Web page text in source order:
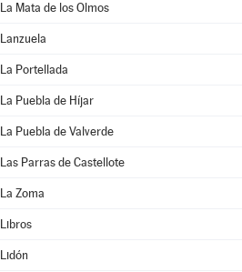
La Mata de los Olmos
Lanzuela
La Portellada
La Puebla de Híjar
La Puebla de Valverde
Las Parras de Castellote
La Zoma
Libros
Lidón